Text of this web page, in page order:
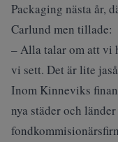
Packaging nästa år,
Carlund men tillade:
– Alla talar om att vi
vi sett. Det är lite
Inom Kinneviks
nya städer och